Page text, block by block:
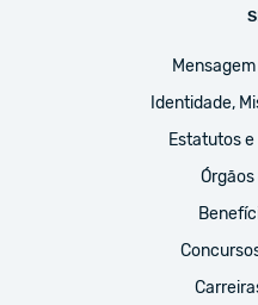
Identidade,
Estatutos
Órgãos